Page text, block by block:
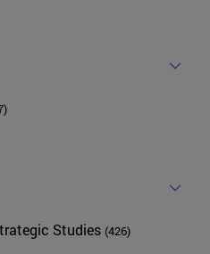
Studies (426)